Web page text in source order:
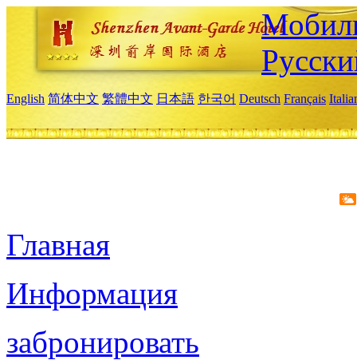
English 简体中文 繁體中文 日本語 한국어 Deutsch Français
Главная
Информация
забронировать